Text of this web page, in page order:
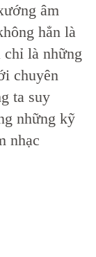
âm
hẳn là
là những
chuyên
ta suy
những kỹ
nhạc